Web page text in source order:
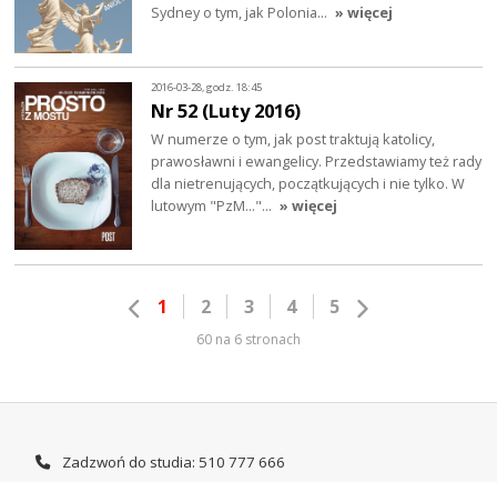
Sydney o tym, jak Polonia… » więcej
2016-03-28, godz. 18:45
Nr 52 (Luty 2016)
W numerze o tym, jak post traktują katolicy,
prawosławni i ewangelicy. Przedstawiamy też rady
dla nietrenujących, początkujących i nie tylko. W
lutowym "PzM..."… » więcej
1 2 3 4 5
60 na 6 stronach
Zadzwoń do studia: 510 777 666